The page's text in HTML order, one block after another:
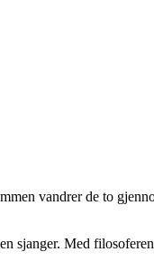
vandrer de to
sjanger. Med